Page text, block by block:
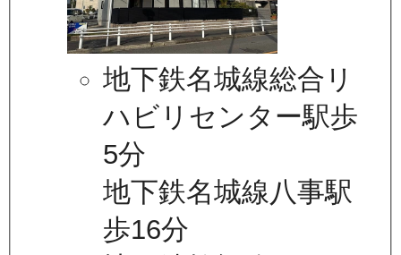
地下鉄名城線総合リ
ハビリセンター駅歩
5分
地下鉄名城線八事駅
歩16分